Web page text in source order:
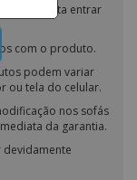
basta entrar
com o produto.
podem variar
ou tela do celular.
nos sofás
da garantia.